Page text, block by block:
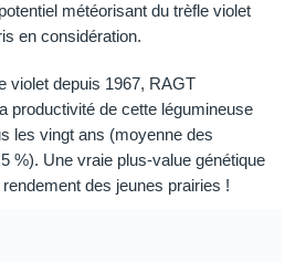
météorisant du trèfle violet
en considération.
violet depuis 1967, RAGT
productivité de cette légumineuse
les vingt ans (moyenne des
%). Une vraie plus-value génétique
rendement des jeunes prairies !